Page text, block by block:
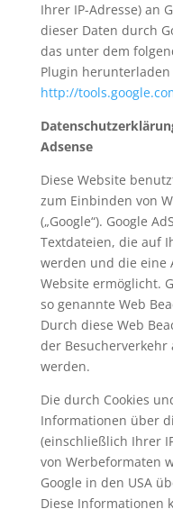
Ihrer IP-Adresse) an
dieser Daten durch
das unter dem
Plugin
http://
Adsense
Diese Website
zum Einbinden von
(„Google“). Google
Textdateien, die auf
werden und die eine
Website ermöglicht.
so genannte Web
Durch diese Web
der Besucherverkehr
werden.
Die durch Cookies
Informationen über
(einschließlich Ihrer
von Werbeformaten
Google in den USA
Diese Informationen